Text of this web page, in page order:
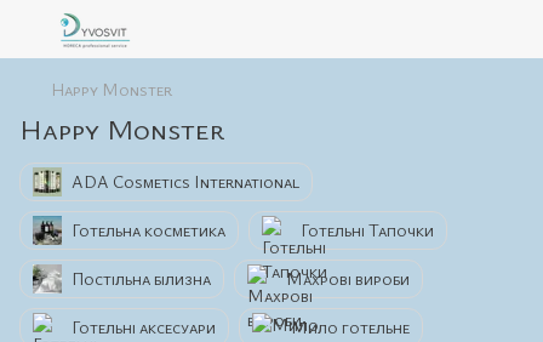
Happy Monster
Happy Monster
ADA Cosmetics International
Готельна косметика Готельні Тапочки
Постільна білизна Махрові вироби
Готельні аксесуари Мило готельне